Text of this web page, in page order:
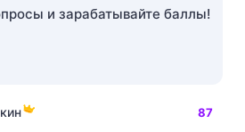
и зарабатывайте баллы!
87